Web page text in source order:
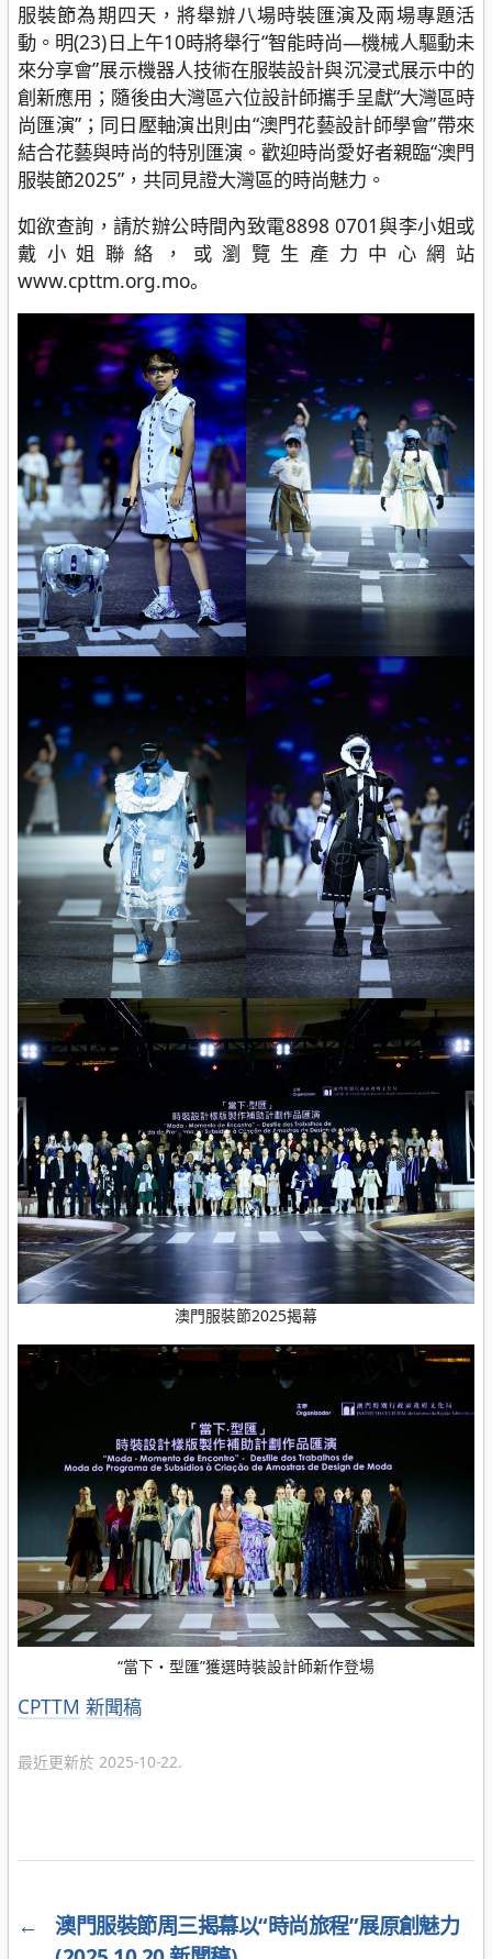
服裝節為期四天，將舉辦八場時裝匯演及兩場專題活
動。明(23)日上午10時將舉行“智能時尚—機械人驅動未
來分享會”展示機器人技術在服裝設計與沉浸式展示中的
創新應用；隨後由大灣區六位設計師攜手呈獻“大灣區時
尚匯演”；同日壓軸演出則由“澳門花藝設計師學會”帶來
結合花藝與時尚的特別匯演。歡迎時尚愛好者親臨“澳門
服裝節2025”，共同見證大灣區的時尚魅力。
如欲查詢，請於辦公時間內致電8898 0701與李小姐或
戴小姐聯絡，或瀏覽生產力中心網站
www.cpttm.org.mo。
澳門服裝節2025揭幕
“當下・型匯”獲選時裝設計師新作登場
分
CPTTM 新聞稿
最近更新於 2025-10-22.
←
澳門服裝節周三揭幕以“時尚旅程”展原創魅力